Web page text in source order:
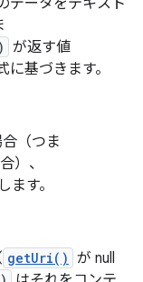
データをテキスト
が返す値
基づきます。
（つま
）、
す。
getUri() が null